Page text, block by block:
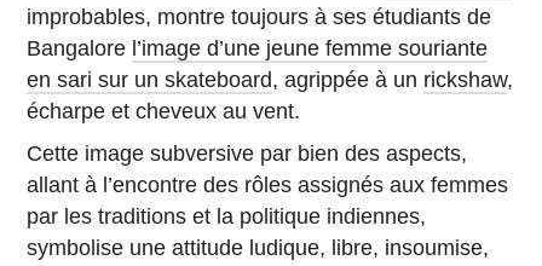
improbables, montre toujours à ses étudiants de
Bangalore l’image d’une jeune femme souriante
en sari sur un skateboard, agrippée à un rickshaw,
écharpe et cheveux au vent.
Cette image subversive par bien des aspects,
allant à l’encontre des rôles assignés aux femmes
par les traditions et la politique indiennes,
symbolise une attitude ludique, libre, insoumise,